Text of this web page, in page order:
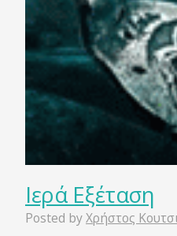
Ιερά Εξέταση
Posted byΧρήστος